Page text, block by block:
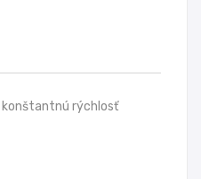
konštantnú rýchlosť